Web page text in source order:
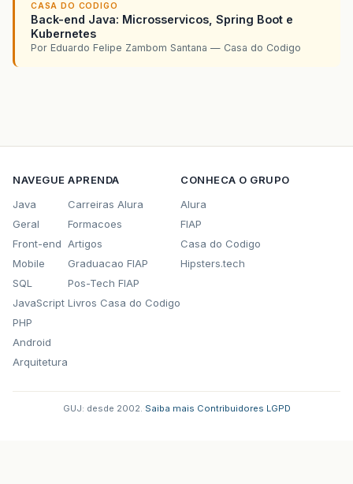
} catch ex ){
CASA DO CODIGO
Back-end Java: Microsservicos, Spring Boot e
Kubernetes
Por Eduardo Felipe Zambom Santana — Casa do Codigo
NAVEGUE
Java
Geral
Front-end
Mobile
SQL
JavaScript
PHP
Android
Arquitetura
APRENDA
Carreiras Alura
Formacoes
Artigos
Graduacao FIAP
Pos-Tech FIAP
Livros Casa do Codigo
CONHECA O GRUPO
Alura
FIAP
Casa do Codigo
Hipsters.tech
GUJ: desde 2002. Saiba mais Contribuidores LGPD